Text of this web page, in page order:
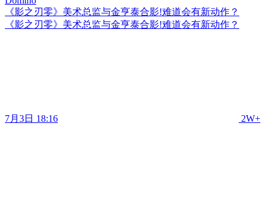
《影之刃零》美术总监与金亨泰合影!难道会有新动作？
《影之刃零》美术总监与金亨泰合影!难道会有新动作？
7月3日 18:16 2W+